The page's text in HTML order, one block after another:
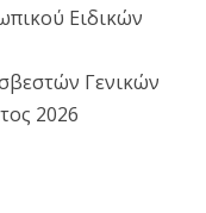
Ειδικών
Γενικών
2026